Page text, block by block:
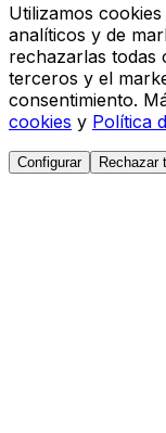
Utilizamos
analíticos y de
rechazarlas todas
terceros y el
consentimiento.
cookies y Política
Configurar Rechazar